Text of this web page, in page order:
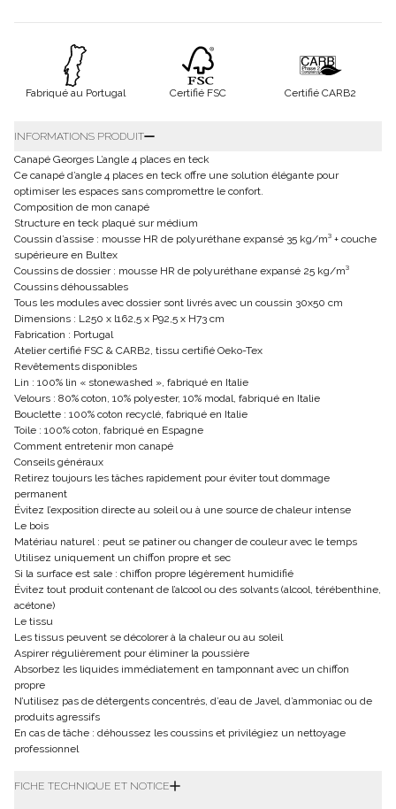
Fabriqué au Portugal Certifié FSC Certifié CARB2
INFORMATIONS PRODUIT
Canapé Georges L’angle 4 places en teck
Ce canapé d’angle 4 places en teck offre une solution élégante pour
optimiser les espaces sans compromettre le confort.
Composition de mon canapé
Structure en teck plaqué sur médium
Coussin d’assise : mousse HR de polyuréthane expansé 35 kg/m³ + couche
supérieure en Bultex
Coussins de dossier : mousse HR de polyuréthane expansé 25 kg/m³
Coussins déhoussables
Tous les modules avec dossier sont livrés avec un coussin 30x50 cm
Dimensions : L250 x l162,5 x P92,5 x H73 cm
Fabrication : Portugal
Atelier certifié FSC & CARB2, tissu certifié Oeko-Tex
Revêtements disponibles
Lin : 100% lin « stonewashed », fabriqué en Italie
Velours : 80% coton, 10% polyester, 10% modal, fabriqué en Italie
Bouclette : 100% coton recyclé, fabriqué en Italie
Toile : 100% coton, fabriqué en Espagne
Comment entretenir mon canapé
Conseils généraux
Retirez toujours les tâches rapidement pour éviter tout dommage
permanent
Évitez l’exposition directe au soleil ou à une source de chaleur intense
Le bois
Matériau naturel : peut se patiner ou changer de couleur avec le temps
Utilisez uniquement un chiffon propre et sec
Si la surface est sale : chiffon propre légèrement humidifié
Évitez tout produit contenant de l’alcool ou des solvants (alcool, térébenthine,
acétone)
Le tissu
Les tissus peuvent se décolorer à la chaleur ou au soleil
Aspirer régulièrement pour éliminer la poussière
Absorbez les liquides immédiatement en tamponnant avec un chiffon
propre
N’utilisez pas de détergents concentrés, d’eau de Javel, d’ammoniac ou de
produits agressifs
En cas de tâche : déhoussez les coussins et privilégiez un nettoyage
professionnel
FICHE TECHNIQUE ET NOTICE